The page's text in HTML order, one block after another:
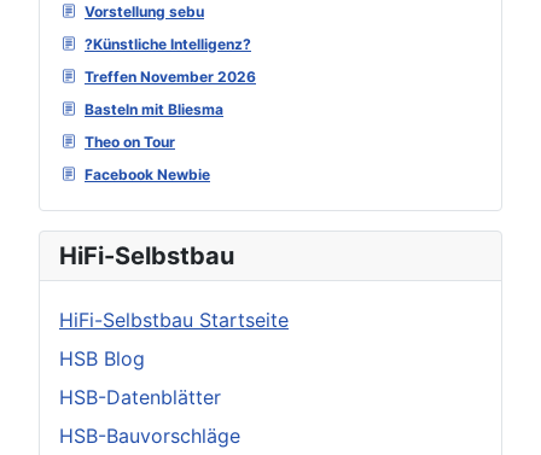
Vorstellung sebu
?Künstliche Intelligenz?
Treffen November 2026
Basteln mit Bliesma
Theo on Tour
Facebook Newbie
HiFi-Selbstbau
HiFi-Selbstbau Startseite
HSB Blog
HSB-Datenblätter
HSB-Bauvorschläge